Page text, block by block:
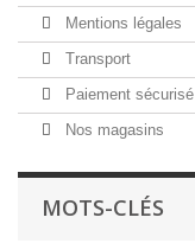
Mentions légales
Transport
Paiement sécurisé
Nos magasins
MOTS-CLÉS